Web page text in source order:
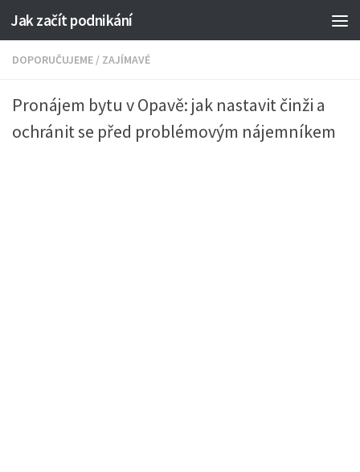
Jak začít podnikání
DOPORUČUJEME / ZAJÍMAVÉ
Pronájem bytu v Opavě: jak nastavit činži a
ochránit se před problémovým nájemníkem